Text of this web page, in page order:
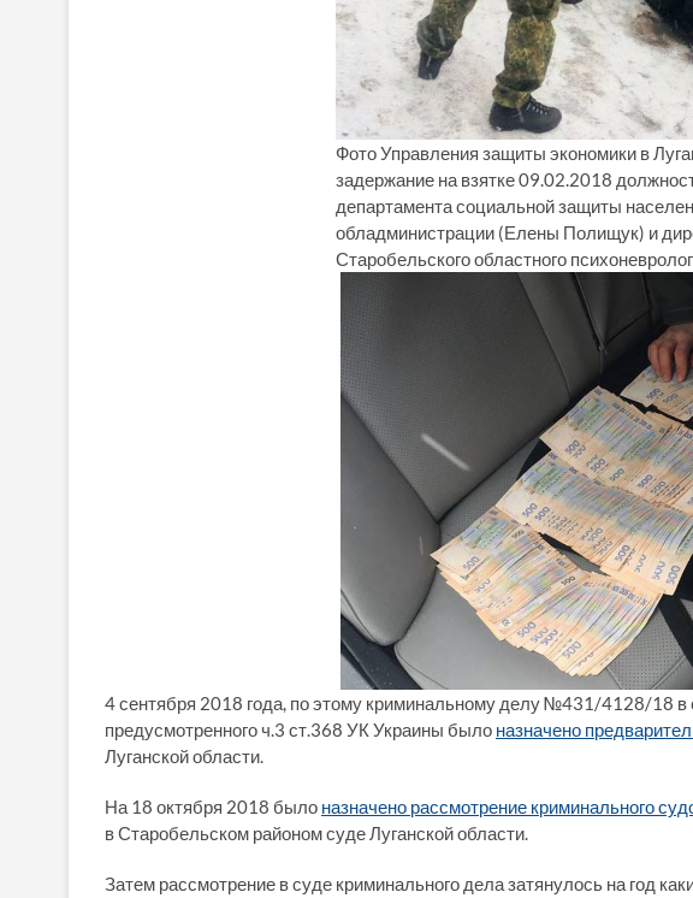
Фото Управления защиты экономики в
задержание на взятке 09.02.2018
департамента социальной защиты
обладминистрации (Елены Полищук) и
Старобельского областного
4 сентября 2018 года, по этому криминальному делу №431/4128/18 в
предусмотренного ч.3 ст.368 УК Украины было назначено
Луганской области.
На 18 октября 2018 было назначено рассмотрение криминального
в Старобельском районом суде Луганской области.
Затем рассмотрение в суде криминального дела затянулось на год